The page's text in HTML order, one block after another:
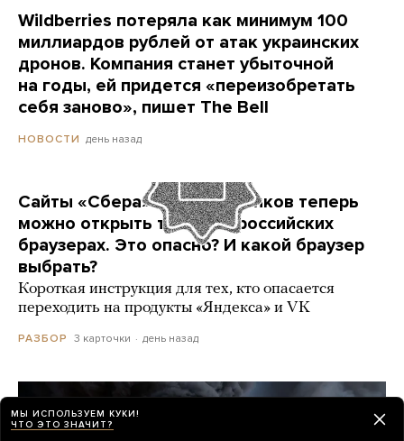
Wildberries потеряла как минимум 100
миллиардов рублей от атак украинских
дронов. Компания станет убыточной
на годы, ей придется «переизобретать
себя заново», пишет The Bell
НОВОСТИ день назад
Сайты «Сбера» и других банков теперь
можно открыть только в российских
браузерах. Это опасно? И какой браузер
выбрать?
Короткая инструкция для тех, кто опасается
переходить на продукты «Яндекса» и VK
РАЗБОР 3 карточки день назад
МЫ ИСПОЛЬЗУЕМ КУКИ!
ЧТО ЭТО ЗНАЧИТ?